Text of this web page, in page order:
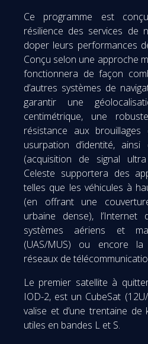
Ce programme est
résilience des services de
doper leurs performances
Conçu selon une approche
fonctionnera de façon
d’autres systèmes de
garantir une
centimétrique, une
résistance aux
usurpation d’identité, ainsi
(acquisition de signal
Celeste supportera des
telles que les véhicules à
(en offrant une
urbaine dense),
systèmes aériens et
(UAS/MUS) ou encore la
réseaux de
Le premier satellite à
IOD-2, est un CubeSat
valise et d’une trentaine de
utiles en bandes L et S.